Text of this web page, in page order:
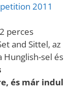
2011
perces
and Sittel, az
Hunglish-sel és
és már indul